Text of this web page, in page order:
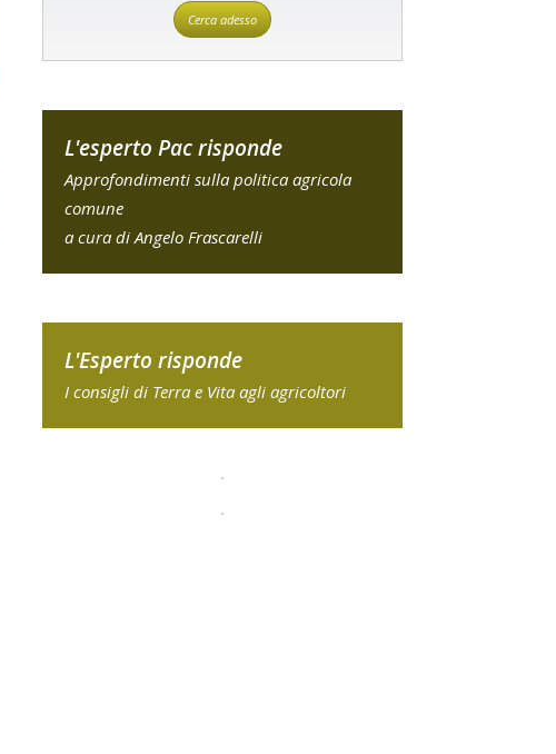
Cerca adesso
L'esperto Pac risponde
Approfondimenti sulla politica agricola
comune
a cura di Angelo Frascarelli
L'Esperto risponde
I consigli di Terra e Vita agli agricoltori